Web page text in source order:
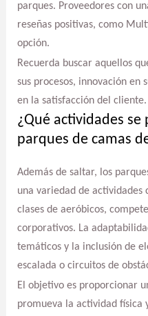
parques. Proveedores con
reseñas positivas, como
opción.
Recuerda buscar aquellos
sus procesos, innovación en
en la satisfacción del cliente.
¿Qué actividades
parques de camas
Además de saltar, los
una variedad de actividades
clases de aeróbicos,
corporativos. La
temáticos y la inclusión de
escalada o circuitos de
El objetivo es proporcionar
promueva la actividad física